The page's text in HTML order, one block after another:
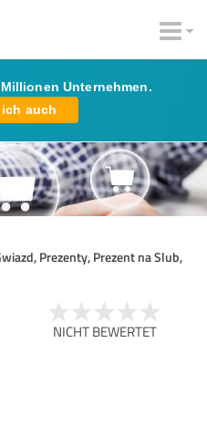
Unternehmen.
auch
Prezenty, Prezent na Slub,
NICHT BEWERTET